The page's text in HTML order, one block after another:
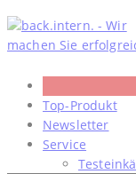
Skip
to
content
Top-Produkt
Newsletter
Service